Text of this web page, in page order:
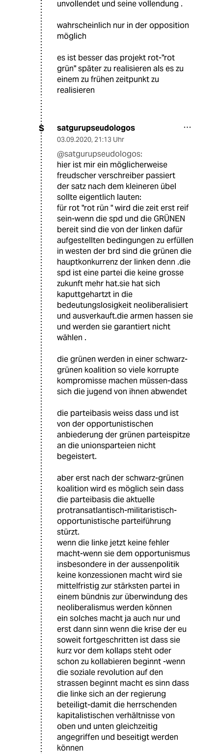
unvollendet und seine vollendung .
wahrscheinlich nur in der opposition
möglich
es ist besser das projekt rot-"rot
grün" später zu realisieren als es zu
einem zu frühen zeitpunkt zu
realisieren
S satgurupseudologos
03.09.2020, 21:13 Uhr
@satgurupseudologos:
hier ist mir ein möglicherweise
freudscher verschreiber passiert
der satz nach dem kleineren übel
sollte eigentlich lauten:
für rot "rot rün " wird die zeit erst reif
sein-wenn die spd und die GRÜNEN
bereit sind die von der linken dafür
aufgestellten bedingungen zu erfüllen
in westen der brd sind die grünen die
hauptkonkurrenz der linken denn .die
spd ist eine partei die keine grosse
zukunft mehr hat.sie hat sich
kaputtgehartzt in die
bedeutungslosigkeit neoliberalisiert
und ausverkauft.die armen hassen sie
und werden sie garantiert nicht
wählen .
die grünen werden in einer schwarz-
grünen koalition so viele korrupte
kompromisse machen müssen-dass
sich die jugend von ihnen abwendet
die parteibasis weiss dass und ist
von der opportunistischen
anbiederung der grünen parteispitze
an die unionsparteien nicht
begeistert.
aber erst nach der schwarz-grünen
koalition wird es möglich sein dass
die parteibasis die aktuelle
protransatlantisch-militaristisch-
opportunistische parteiführung
stürzt.
wenn die linke jetzt keine fehler
macht-wenn sie dem opportunismus
insbesondere in der aussenpolitik
keine konzessionen macht wird sie
mittelfristig zur stärksten partei in
einem bündnis zur überwindung des
neoliberalismus werden können
ein solches macht ja auch nur und
erst dann sinn wenn die krise der eu
soweit fortgeschritten ist dass sie
kurz vor dem kollaps steht oder
schon zu kollabieren beginnt -wenn
die soziale revolution auf den
strassen beginnt macht es sinn dass
die linke sich an der regierung
beteiligt-damit die herrschenden
kapitalistischen verhältnisse von
oben und unten gleichzeitig
angegriffen und beseitigt werden
können